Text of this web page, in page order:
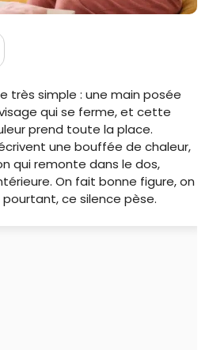
très simple : une main posée
qui se ferme, et cette
prend toute la place.
une bouffée de chaleur,
qui remonte dans le dos,
On fait bonne figure, on
ce silence pèse.